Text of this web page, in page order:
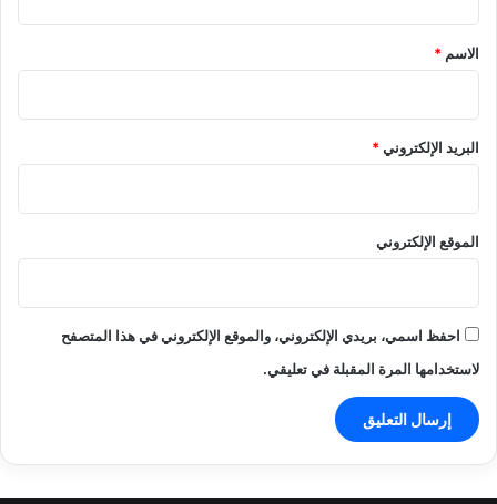
*
الاسم *
البريد الإلكتروني*
الموقع الإلكتروني
احفظ اسمي، بريدي الإلكتروني، والموقع الإلكتروني في هذا المتصفح
لاستخدامها المرة المقبلة في تعليقي.